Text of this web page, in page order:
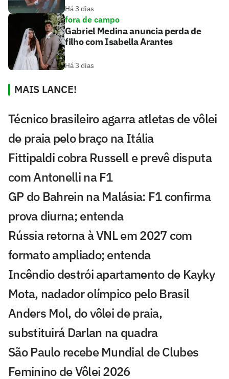
Há 3 dias
fora de campo
Gabriel Medina anuncia perda de
filho com Isabella Arantes
Há 3 dias
MAIS LANCE!
Técnico brasileiro agarra atletas de vôlei
de praia pelo braço na Itália
Fittipaldi cobra Russell e prevê disputa
com Antonelli na F1
GP do Bahrein na Malásia: F1 confirma
prova diurna; entenda
Rússia retorna à VNL em 2027 com
formato ampliado; entenda
Incêndio destrói apartamento de Kayky
Mota, nadador olímpico pelo Brasil
Anders Mol, do vôlei de praia,
substituirá Darlan na quadra
São Paulo recebe Mundial de Clubes
Feminino de Vôlei 2026